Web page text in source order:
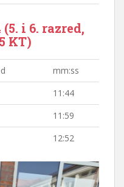
(5. i 6. razred,
KT)
mm:ss
11:44
11:59
12:52